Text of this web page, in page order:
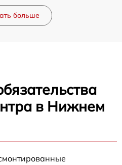
больше
в Нижнем